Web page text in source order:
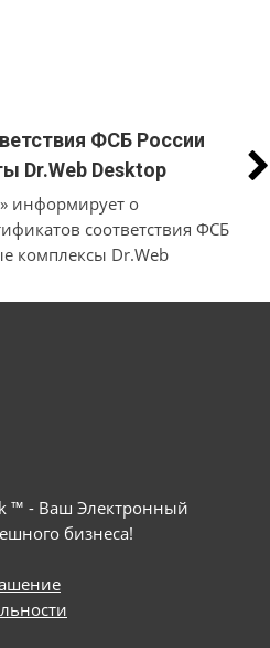
ФСБ России
Dr.Web Desktop
Server Security Suite
Suite
информирует о
соответствия ФСБ
комплексы Dr.Web
Suite
™ - Ваш Электронный
бизнеса!